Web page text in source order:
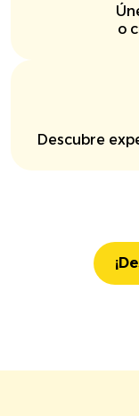
o
Descubre